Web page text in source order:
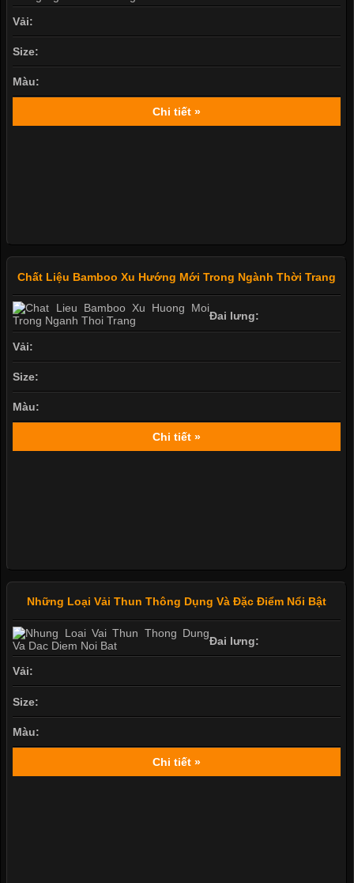
Vải:
Size:
Màu:
Chi tiết »
Chất Liệu Bamboo Xu Hướng Mới Trong Ngành Thời Trang
Đai lưng:
Vải:
Size:
Màu:
Chi tiết »
Những Loại Vải Thun Thông Dụng Và Đặc Điểm Nổi Bật
Đai lưng:
Vải:
Size:
Màu:
Chi tiết »